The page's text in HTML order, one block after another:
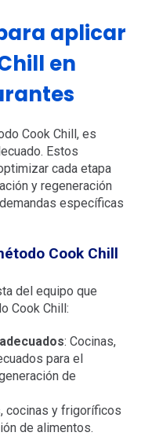
aplicar
en
Cook Chill, es
Estos
cada etapa
y regeneración
específicas
Cook Chill
del equipo que
Cook Chill:
: Cocinas,
para el
de
cocinas y frigoríficos
de alimentos.